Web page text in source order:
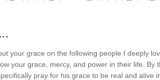
your grace on the following people I deeply
your grace, mercy, and power in their life. By
pray for his grace to be real and alive